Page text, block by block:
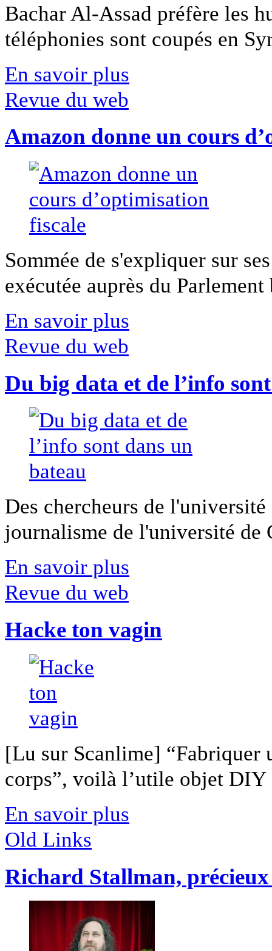
Bachar Al-Assad préfère les
téléphonies sont coupés en
En savoir plus
Revue du web
Amazon donne un cours
Sommée de s'expliquer sur
exécutée auprès du
En savoir plus
Revue du web
Du big data et de l’info
Des chercheurs de
journalisme de l'université
En savoir plus
Revue du web
Hacke ton vagin
[Lu sur Scanlime] “Fabriquer
corps”, voilà l’utile objet
En savoir plus
Old Links
Richard Stallman,